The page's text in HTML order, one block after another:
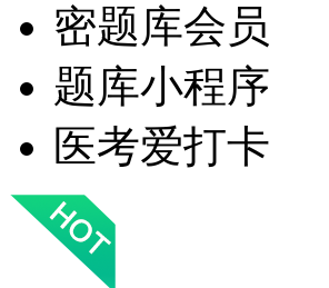
密题库会员
题库小程序
医考爱打卡